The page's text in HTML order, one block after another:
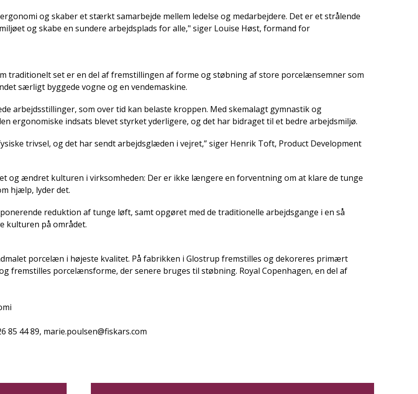
og skaber et stærkt samarbejde mellem ledelse og medarbejdere. Det er et strålende
og skabe en sundere arbejdsplads for alle," siger Louise Høst, formand for
traditionelt set er en del af fremstillingen af forme og støbning af store porcelænsemner som
særligt byggede vogne og en vendemaskine.
arbejdsstillinger, som over tid kan belaste kroppen. Med skemalagt gymnastik og
ergonomiske indsats blevet styrket yderligere, og det har bidraget til et bedre arbejdsmiljø.
trivsel, og det har sendt arbejdsglæden i vejret,” siger Henrik Toft, Product Development
og ændret kulturen i virksomheden: Der er ikke længere en forventning om at klare de tunge
hjælp, lyder det.
reduktion af tunge løft, samt opgøret med de traditionelle arbejdsgange i en så
kulturen på området.
porcelæn i højeste kvalitet. På fabrikken i Glostrup fremstilles og dekoreres primært
fremstilles porcelænsforme, der senere bruges til støbning. Royal Copenhagen, en del af
44 89, marie.poulsen@fiskars.com